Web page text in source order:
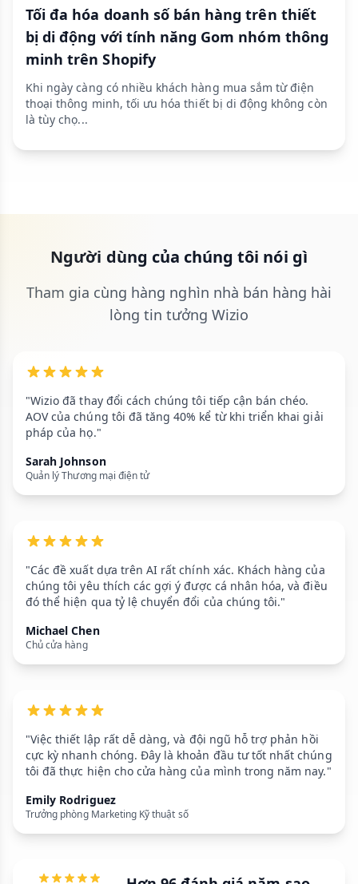
Tối đa hóa doanh số bán hàng trên thiết
bị di động với tính năng Gom nhóm thông
minh trên Shopify
Khi ngày càng có nhiều khách hàng mua sắm từ điện
thoại thông minh, tối ưu hóa thiết bị di động không còn
là tùy chọ...
Người dùng của chúng tôi nói gì
Tham gia cùng hàng nghìn nhà bán hàng hài
lòng tin tưởng Wizio
"Wizio đã thay đổi cách chúng tôi tiếp cận bán chéo.
AOV của chúng tôi đã tăng 40% kể từ khi triển khai giải
pháp của họ."
Sarah Johnson
Quản lý Thương mại điện tử
"Các đề xuất dựa trên AI rất chính xác. Khách hàng của
chúng tôi yêu thích các gợi ý được cá nhân hóa, và điều
đó thể hiện qua tỷ lệ chuyển đổi của chúng tôi."
Michael Chen
Chủ cửa hàng
"Việc thiết lập rất dễ dàng, và đội ngũ hỗ trợ phản hồi
cực kỳ nhanh chóng. Đây là khoản đầu tư tốt nhất chúng
tôi đã thực hiện cho cửa hàng của mình trong năm nay."
Emily Rodriguez
Trưởng phòng Marketing Kỹ thuật số